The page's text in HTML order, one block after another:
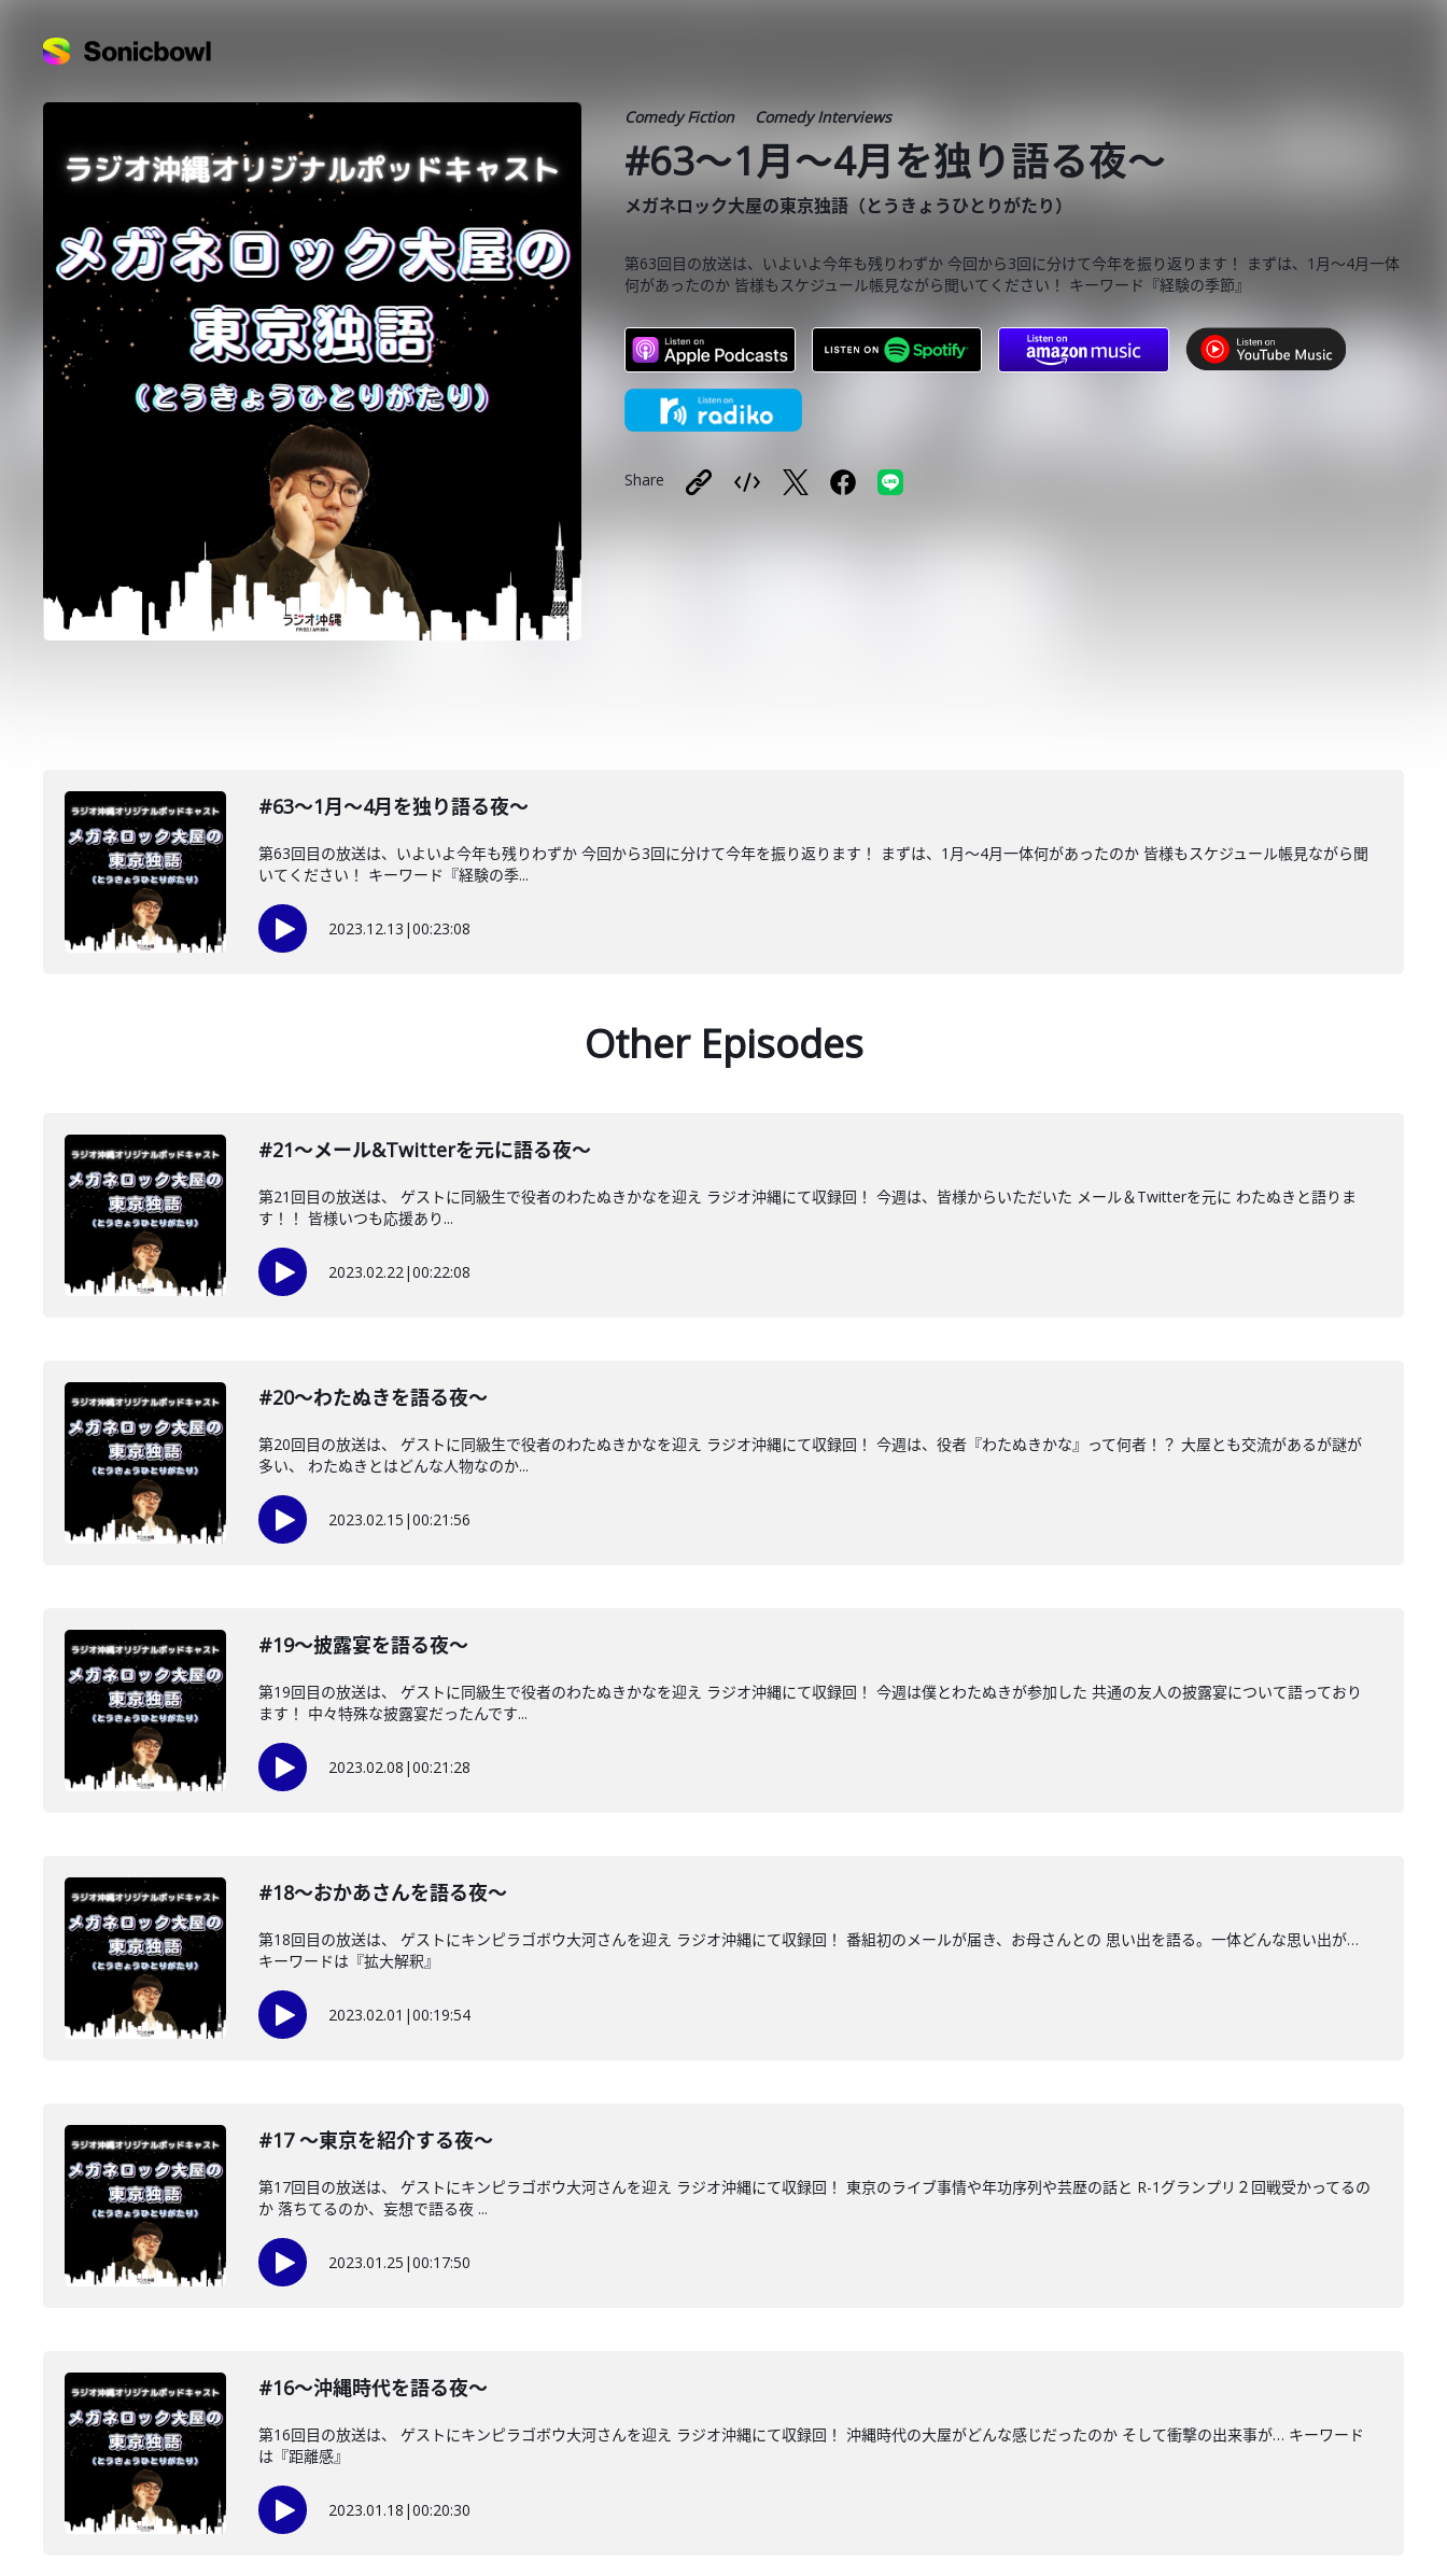
Comedy Fiction Comedy Interviews
#63〜1月〜4月を独り語る夜〜
メガネロック大屋の東京独語（とうきょうひとりがたり）
第63回目の放送は、いよいよ今年も残りわずか 今回から3回に分けて今年を振り返ります！ まずは、1月〜4月一体
何があったのか 皆様もスケジュール帳見ながら聞いてください！ キーワード『経験の季節』
Share
#63〜1月〜4月を独り語る夜〜
第63回目の放送は、いよいよ今年も残りわずか 今回から3回に分けて今年を振り返ります！ まずは、1月〜4月一体何があったのか 皆様もスケジュール帳見ながら聞
いてください！ キーワード『経験の季...
2023.12.13 |00:23:08
Other Episodes
#21〜メール&Twitterを元に語る夜〜
第21回目の放送は、 ゲストに同級生で役者のわたぬきかなを迎え ラジオ沖縄にて収録回！ 今週は、皆様からいただいた メール＆Twitterを元に わたぬきと語りま
す！！ 皆様いつも応援あり...
2023.02.22|00:22:08
#20〜わたぬきを語る夜〜
第20回目の放送は、 ゲストに同級生で役者のわたぬきかなを迎え ラジオ沖縄にて収録回！ 今週は、役者『わたぬきかな』って何者！？ 大屋とも交流があるが謎が
多い、 わたぬきとはどんな人物なのか...
2023.02.15 |00:21:56
#19〜披露宴を語る夜〜
第19回目の放送は、 ゲストに同級生で役者のわたぬきかなを迎え ラジオ沖縄にて収録回！ 今週は僕とわたぬきが参加した 共通の友人の披露宴について語っており
ます！ 中々特殊な披露宴だったんです...
2023.02.08 |00:21:28
#18〜おかあさんを語る夜〜
第18回目の放送は、 ゲストにキンピラゴボウ大河さんを迎え ラジオ沖縄にて収録回！ 番組初のメールが届き、お母さんとの 思い出を語る。一体どんな思い出が…
キーワードは『拡大解釈』
2023.02.01 |00:19:54
#17 〜東京を紹介する夜〜
第17回目の放送は、 ゲストにキンピラゴボウ大河さんを迎え ラジオ沖縄にて収録回！ 東京のライブ事情や年功序列や芸歴の話と R-1グランプリ２回戦受かってるの
か 落ちてるのか、妄想で語る夜 ...
2023.01.25 |00:17:50
#16〜沖縄時代を語る夜〜
第16回目の放送は、 ゲストにキンピラゴボウ大河さんを迎え ラジオ沖縄にて収録回！ 沖縄時代の大屋がどんな感じだったのか そして衝撃の出来事が… キーワード
は『距離感』
2023.01.18 |00:20:30